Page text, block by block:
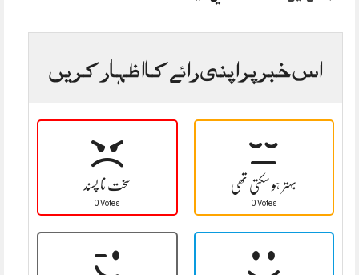
اس خبر پر اپنی رائے کا اظہار کریں
سخت نا پسند
0 Votes
بہتر ہو سکتی تھی
0 Votes